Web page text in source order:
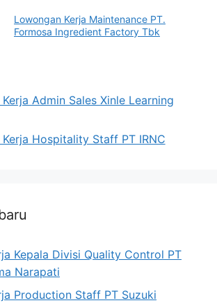
Lowongan Kerja Maintenance PT.
Formosa Ingredient Factory Tbk
Admin Sales Xinle Learning
Hospitality Staff PT IRNC
Kepala Divisi Quality Control PT
Narapati
Production Staff PT Suzuki